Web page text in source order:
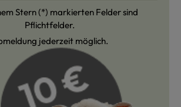
Stern (*) markierten Felder sind
Pflichtfelder.
jederzeit möglich.